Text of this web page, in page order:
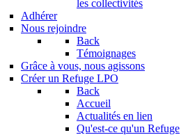
les collectivités
Adhérer
Nous rejoindre
Back
Témoignages
Grâce à vous, nous agissons
Créer un Refuge LPO
Back
Accueil
Actualités en lien
Qu'est-ce qu'un Refuge